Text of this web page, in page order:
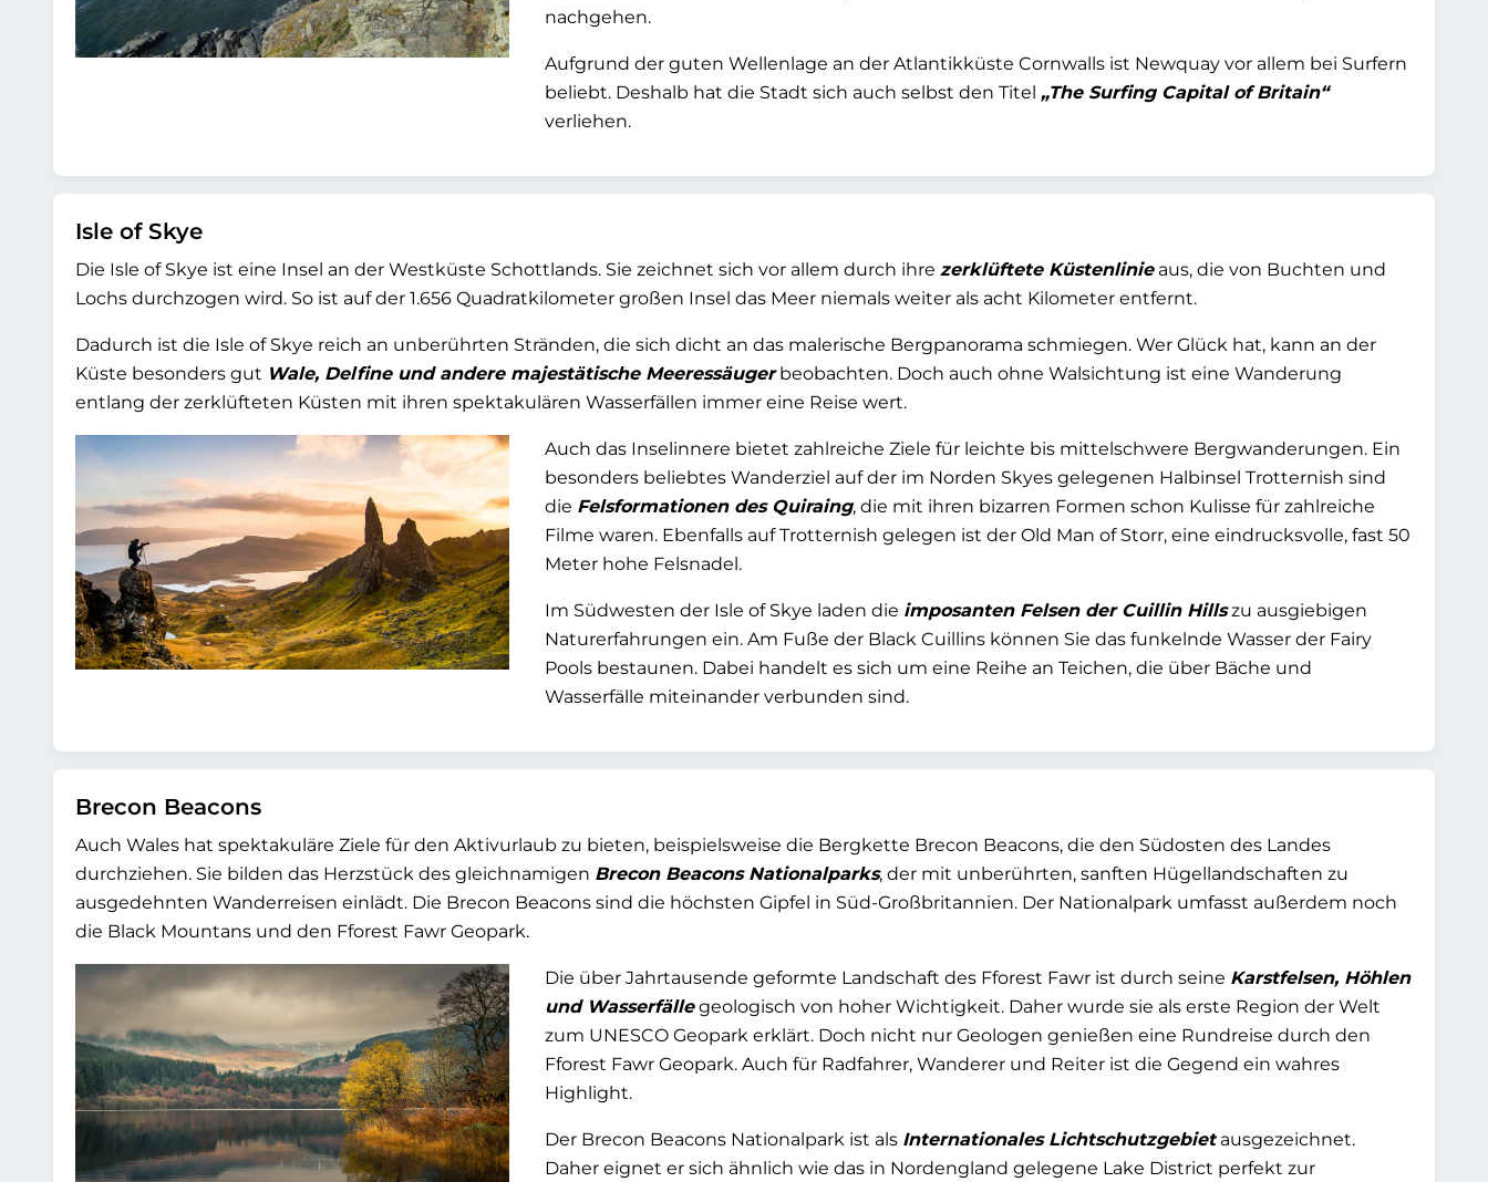
nachgehen.
Aufgrund der guten Wellenlage an der Atlantikküste Cornwalls ist Newquay vor allem bei Surfern
beliebt. Deshalb hat die Stadt sich auch selbst den Titel „The Surfing Capital of Britain“
verliehen.
Isle of Skye
Die Isle of Skye ist eine Insel an der Westküste Schottlands. Sie zeichnet sich vor allem durch ihre zerklüftete Küstenlinieaus, die von Buchten und
Lochs durchzogen wird. So ist auf der 1.656 Quadratkilometer großen Insel das Meer niemals weiter als acht Kilometer entfernt.
Dadurch ist die Isle of Skye reich an unberührten Stränden, die sich dicht an das malerische Bergpanorama schmiegen. Wer Glück hat, kann an der
Küste besonders gut Wale, Delfine und andere majestätische Meeressäugerbeobachten. Doch auch ohne Walsichtung ist eine Wanderung
entlang der zerklüfteten Küsten mit ihren spektakulären Wasserfällen immer eine Reise wert.
Auch das Inselinnere bietet zahlreiche Ziele für leichte bis mittelschwere Bergwanderungen. Ein
besonders beliebtes Wanderziel auf der im Norden Skyes gelegenen Halbinsel Trotternish sind
die Felsformationen des Quiraing, die mit ihren bizarren Formen schon Kulisse für zahlreiche
Filme waren. Ebenfalls auf Trotternish gelegen ist der Old Man of Storr, eine eindrucksvolle, fast 50
Meter hohe Felsnadel.
Im Südwesten der Isle of Skye laden die imposanten Felsen der Cuillin Hillszu ausgiebigen
Naturerfahrungen ein. Am Fuße der Black Cuillins können Sie das funkelnde Wasser der Fairy
Pools bestaunen. Dabei handelt es sich um eine Reihe an Teichen, die über Bäche und
Wasserfälle miteinander verbunden sind.
Brecon Beacons
Auch Wales hat spektakuläre Ziele für den Aktivurlaub zu bieten, beispielsweise die Bergkette Brecon Beacons, die den Südosten des Landes
durchziehen. Sie bilden das Herzstück des gleichnamigen Brecon Beacons Nationalparks, der mit unberührten, sanften Hügellandschaften zu
ausgedehnten Wanderreisen einlädt. Die Brecon Beacons sind die höchsten Gipfel in Süd-Großbritannien. Der Nationalpark umfasst außerdem noch
die Black Mountans und den Fforest Fawr Geopark.
Die über Jahrtausende geformte Landschaft des Fforest Fawr ist durch seine Karstfelsen, Höhlen
und Wasserfällegeologisch von hoher Wichtigkeit. Daher wurde sie als erste Region der Welt
zum UNESCO Geopark erklärt. Doch nicht nur Geologen genießen eine Rundreise durch den
Fforest Fawr Geopark. Auch für Radfahrer, Wanderer und Reiter ist die Gegend ein wahres
Highlight.
Der Brecon Beacons Nationalpark ist als Internationales Lichtschutzgebietausgezeichnet.
Daher eignet er sich ähnlich wie das in Nordengland gelegene Lake District perfekt zur